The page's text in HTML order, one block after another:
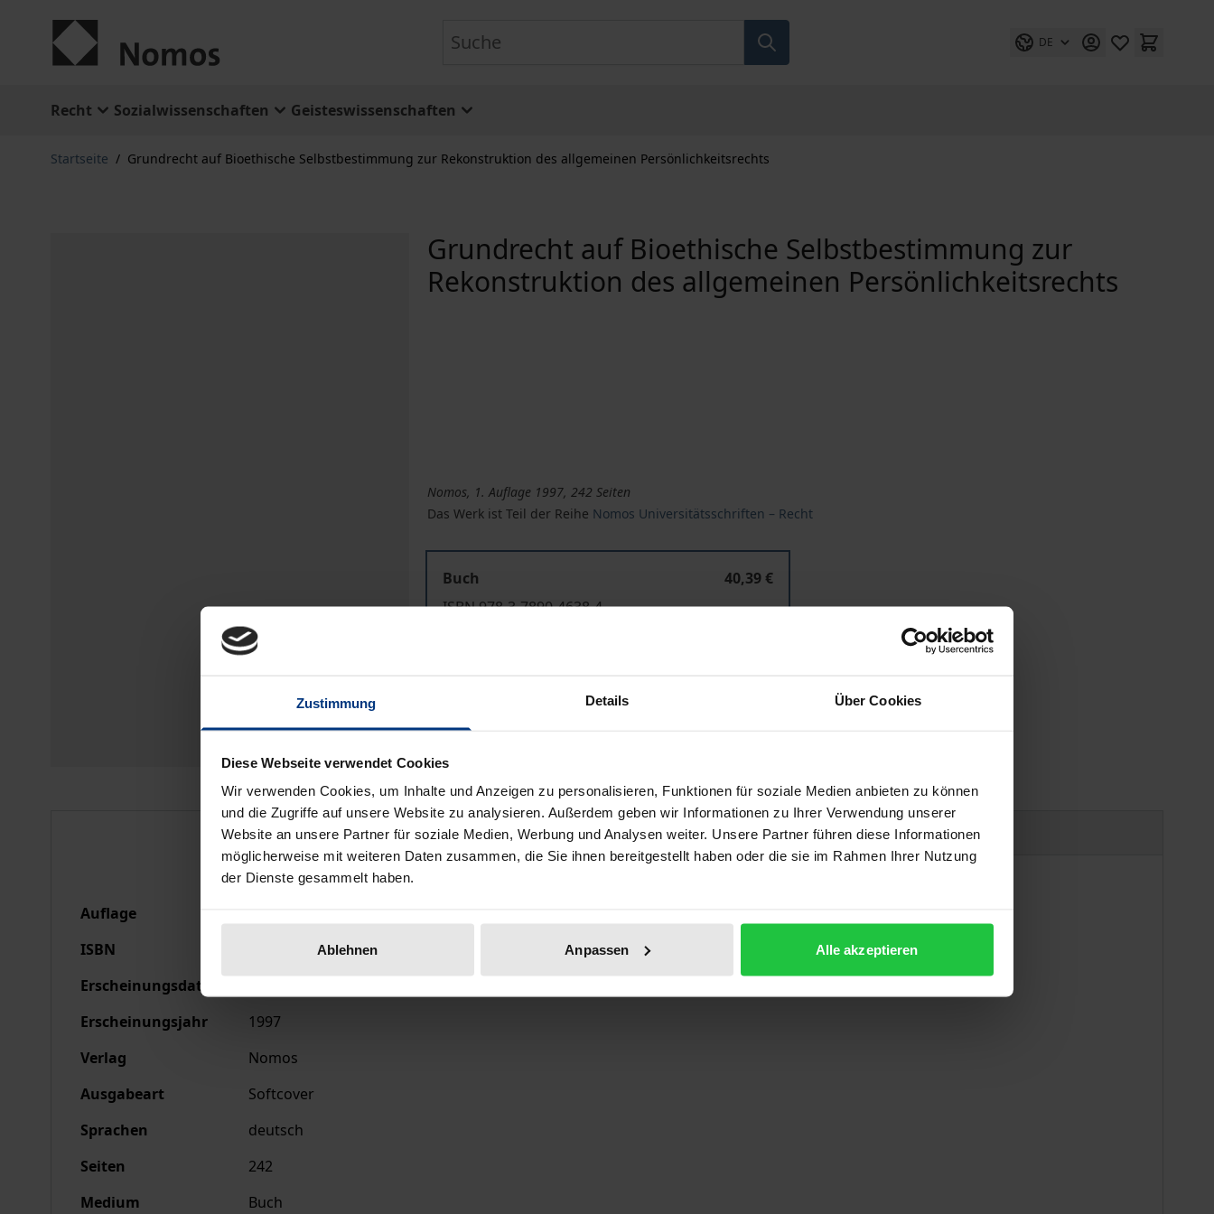
Zustimmung Details Über Cookies
Diese Webseite verwendet Cookies
Wir verwenden Cookies, um Inhalte und Anzeigen zu personalisieren, Funktionen für soziale Medien anbieten zu können
und die Zugriffe auf unsere Website zu analysieren. Außerdem geben wir Informationen zu Ihrer Verwendung unserer
Website an unsere Partner für soziale Medien, Werbung und Analysen weiter. Unsere Partner führen diese Informationen
möglicherweise mit weiteren Daten zusammen, die Sie ihnen bereitgestellt haben oder die sie im Rahmen Ihrer Nutzung
der Dienste gesammelt haben.
Ablehnen Anpassen Alle akzeptieren
DE
Recht Sozialwissenschaften Geisteswissenschaften
Startseite / Grundrecht auf Bioethische Selbstbestimmung zur Rekonstruktion des allgemeinen Persönlichkeitsrechts
Grundrecht auf Bioethische Selbstbestimmung zur
Rekonstruktion des allgemeinen Persönlichkeitsrechts
Nomos, 1. Auflage 1997, 242 Seiten
Das Werk ist Teil der Reihe Nomos Universitätsschriften – Recht
Buch
40,39 €
ISBN 978-3-7890-4638-4
In den Warenkorb Zur Wunschliste hinzufügen
Bibliografische Angaben Produktsicherheit
Auflage
ISBN
978-3-7890-4638-4
Erscheinungsdatum
Erscheinungsjahr
1997
Verlag
Nomos
Ausgabeart
Softcover
Sprachen
deutsch
Seiten
242
Medium
Buch